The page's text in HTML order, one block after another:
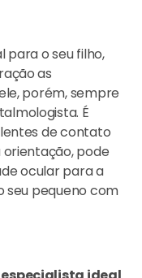
para o seu filho,
as
porém, sempre
É
de contato
pode
ocular para a
seu pequeno com